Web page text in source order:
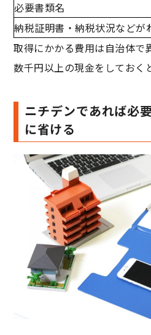
必要書類名
納税証明書・納税状況などが
取得にかかる費用は自治体で
数千円以上の現金をしておく
ニチデンであれば必
に省ける